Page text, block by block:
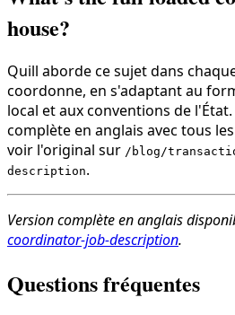
house?
Quill aborde ce sujet dans
coordonne, en s'adaptant au
local et aux conventions de
complète en anglais avec tous
voir l'original sur /blog/
description.
Version complète en anglais
coordinator-job-description.
Questions fréquentes